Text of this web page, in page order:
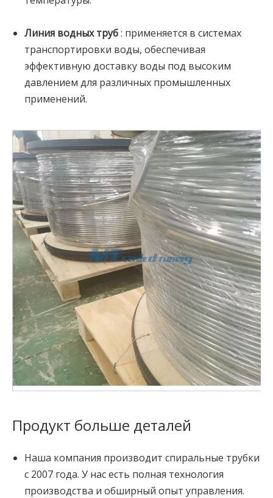
Линия водных труб: применяется в системах
транспортировки воды, обеспечивая
эффективную доставку воды под высоким
давлением для различных промышленных
применений.
Продукт больше деталей
Наша компания производит спиральные трубки
с 2007 года. У нас есть полная технология
производства и обширный опыт управления.